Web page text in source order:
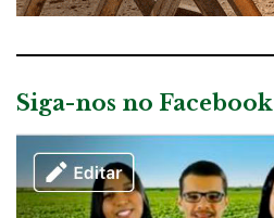
Siga-nos no Facebook